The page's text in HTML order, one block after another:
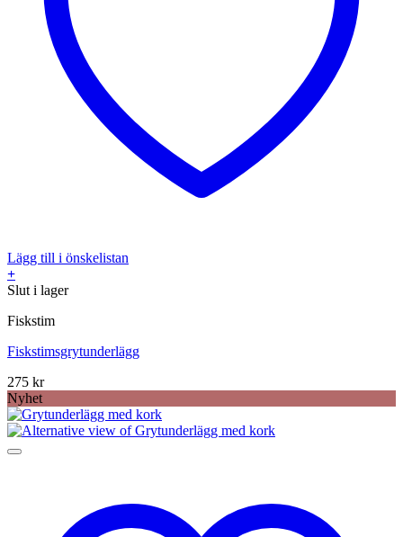
Lägg till i önskelistan
+
Slut i lager
Fiskstim
Fiskstimsgrytunderlägg
275 kr
Nyhet